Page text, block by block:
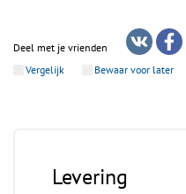
Deel met je vrienden
Vergelijk
Bewaar voor later
Levering